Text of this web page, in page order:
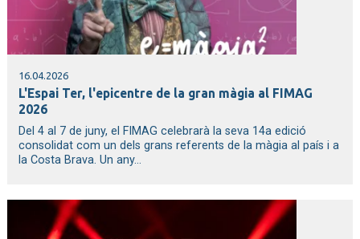
16.04.2026
L'Espai Ter, l'epicentre de la gran màgia al FIMAG
2026
Del 4 al 7 de juny, el FIMAG celebrarà la seva 14a edició
consolidat com un dels grans referents de la màgia al país i a
la Costa Brava. Un any...